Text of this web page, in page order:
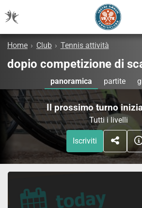
Home › Club › Tennis attività
dopio competizione di
panoramica partite
Il prossimo turno
Tutti i livelli
Iscriviti